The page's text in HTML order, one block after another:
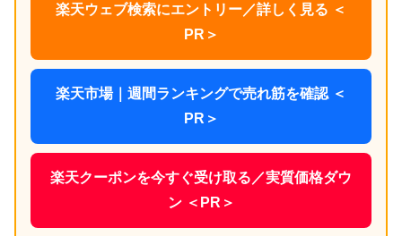
楽天ウェブ検索にエントリー／詳しく見る ＜
PR＞
楽天市場｜週間ランキングで売れ筋を確認 ＜
PR＞
楽天クーポンを今すぐ受け取る／実質価格ダウ
ン ＜PR＞